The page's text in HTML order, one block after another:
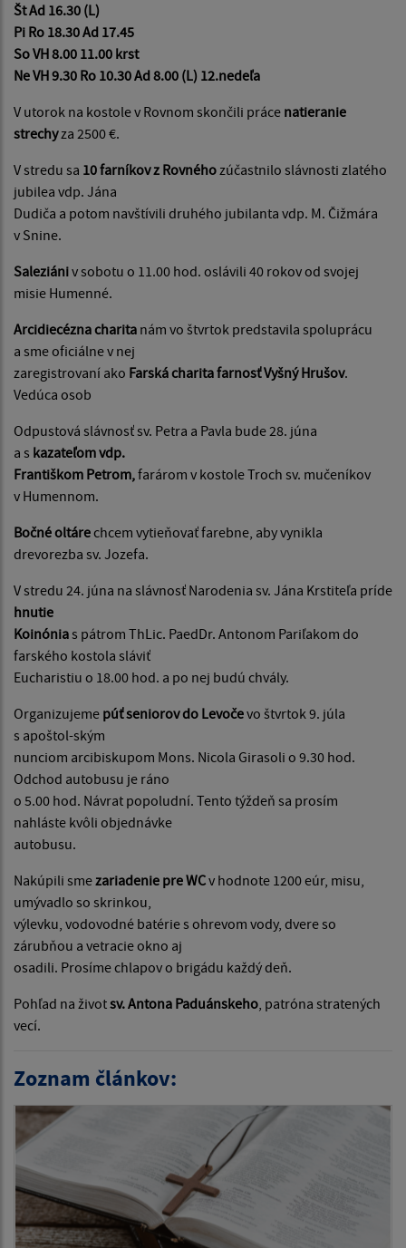
Št Ad 16.30 (L)
Pi Ro 18.30 Ad 17.45
So VH 8.00 11.00 krst
Ne VH 9.30 Ro 10.30 Ad 8.00 (L) 12.nedeľa
V utorok na kostole v Rovnom skončili práce natieranie
strechyza 2500 €.
V stredu sa 10 farníkov z Rovnéhozúčastnilo slávnosti zlatého
jubilea vdp. Jána
Dudiča a potom navštívili druhého jubilanta vdp. M. Čižmára
v Snine.
Saleziániv sobotu o 11.00 hod. oslávili 40 rokov od svojej
misie Humenné.
Arcidiecézna charita nám vo štvrtok predstavila spoluprácu
a sme oficiálne v nej
zaregistrovaní ako Farská charita farnosť Vyšný Hrušov.
Vedúca osob
Odpustová slávnosť sv. Petra a Pavla bude 28. júna
a s kazateľom vdp.
Františkom Petrom,farárom v kostole Troch sv. mučeníkov
v Humennom.
Bočné oltárechcem vytieňovať farebne, aby vynikla
drevorezba sv. Jozefa.
V stredu 24. júna na slávnosť Narodenia sv. Jána Krstiteľa príde
hnutie
Koinónias pátrom ThLic. PaedDr. Antonom Pariľakom do
farského kostola sláviť
Eucharistiu o 18.00 hod. a po nej budú chvály.
Organizujeme púť seniorov do Levočevo štvrtok 9. júla
s apoštol-ským
nunciom arcibiskupom Mons. Nicola Girasoli o 9.30 hod.
Odchod autobusu je ráno
o 5.00 hod. Návrat popoludní. Tento týždeň sa prosím
nahláste kvôli objednávke
autobusu.
Nakúpili smezariadenie pre WCv hodnote 1200 eúr, misu,
umývadlo so skrinkou,
výlevku, vodovodné batérie s ohrevom vody, dvere so
zárubňou a vetracie okno aj
osadili. Prosíme chlapov o brigádu každý deň.
Pohľad na životsv. Antona Paduánskeho, patróna stratených
vecí.
Zoznam článkov: